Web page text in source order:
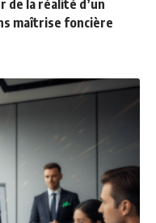
de la réalité d’un
maîtrise foncière